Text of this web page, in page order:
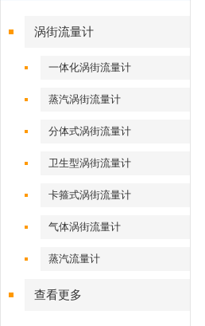
涡街流量计
一体化涡街流量计
蒸汽涡街流量计
分体式涡街流量计
卫生型涡街流量计
卡箍式涡街流量计
气体涡街流量计
蒸汽流量计
查看更多